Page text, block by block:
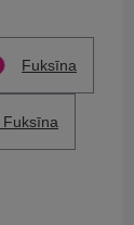
Fuksīna